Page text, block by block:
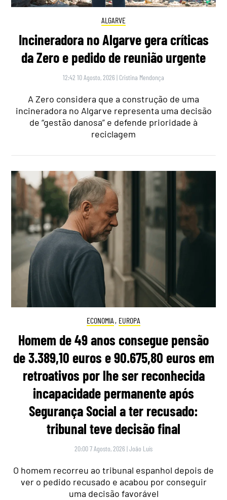
ALGARVE
Incineradora no Algarve gera críticas
da Zero e pedido de reunião urgente
12:42 10 Agosto, 2026 | Cristina Mendonça
A Zero considera que a construção de uma
incineradora no Algarve representa uma decisão
de “gestão danosa” e defende prioridade à
reciclagem
ECONOMIA , EUROPA
Homem de 49 anos consegue pensão
de 3.389,10 euros e 90.675,80 euros em
retroativos por lhe ser reconhecida
incapacidade permanente após
Segurança Social a ter recusado:
tribunal teve decisão final
20:00 7 Agosto, 2026 |João Luís
O homem recorreu ao tribunal espanhol depois de
ver o pedido recusado e acabou por conseguir
uma decisão favorável